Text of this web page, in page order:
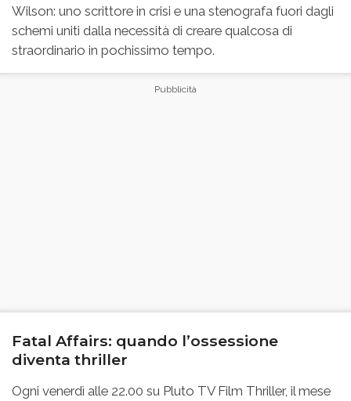
Wilson: uno scrittore in crisi e una stenografa fuori dagli
schemi uniti dalla necessità di creare qualcosa di
straordinario in pochissimo tempo.
Fatal Affairs: quando l’ossessione
diventa thriller
Ogni venerdì alle 22.00 su Pluto TV Film Thriller, il mese